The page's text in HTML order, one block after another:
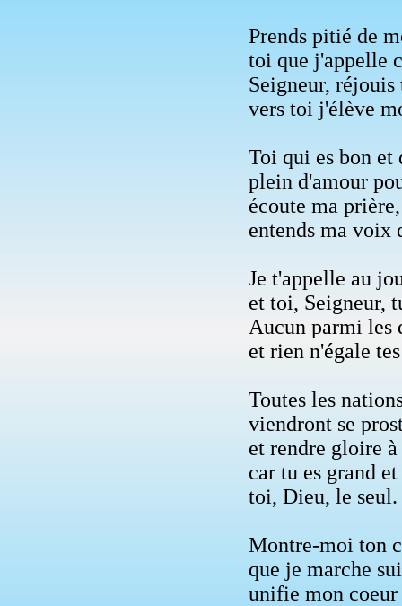
Prends pitié de
toi que j'appelle
Seigneur,
vers toi j'élève
Toi qui es bon et
plein d'amour
écoute ma
entends ma voix
Je t'appelle au
et toi, Seigneur,
Aucun parmi les
et rien n'égale
Toutes les
viendront se
et rendre gloire
car tu es grand
toi, Dieu, le seul.
Montre-moi ton
que je marche
unifie mon